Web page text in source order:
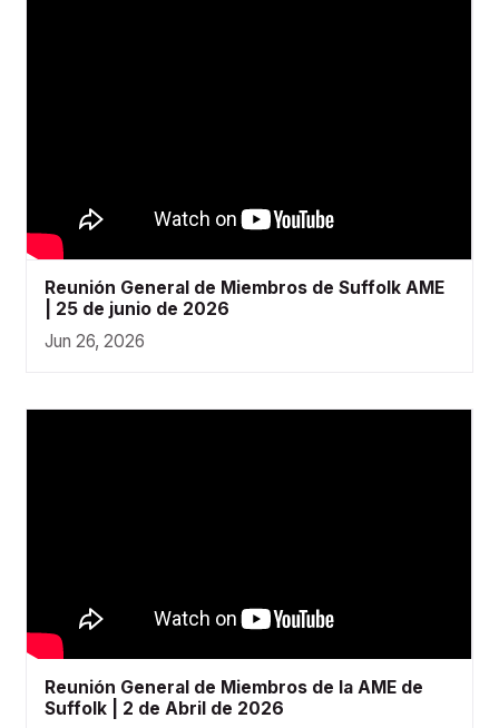
Reunión General de Miembros de Suffolk AME
| 25 de junio de 2026
Jun 26, 2026
Reunión General de Miembros de la AME de
Suffolk | 2 de Abril de 2026